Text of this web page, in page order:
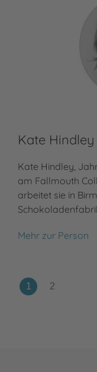
Kate Hindley
Kate Hindley,
am Fallmouth
arbeitet sie in
Mehr zur Person
Kate Hindley